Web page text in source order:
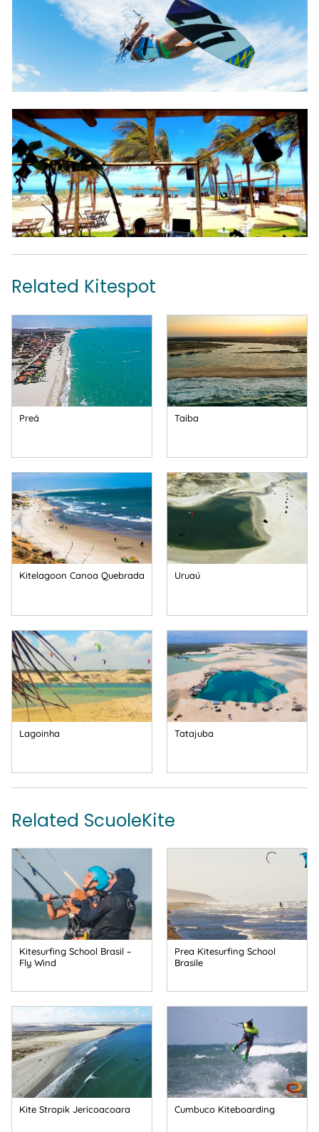
Related Kitespot
Preá Taiba
Kitelagoon Canoa Quebrada Uruaú
Lagoinha Tatajuba
Related ScuoleKite
Kitesurfing School Brasil –
Fly Wind
Prea Kitesurfing School
Brasile
Kite Stropik Jericoacoara Cumbuco Kiteboarding